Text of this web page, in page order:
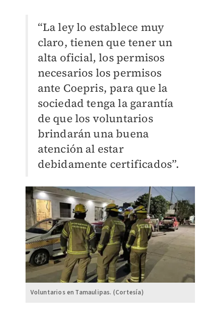
“La ley lo establece muy
claro, tienen que tener un
alta oficial, los permisos
necesarios los permisos
ante Coepris, para que la
sociedad tenga la garantía
de que los voluntarios
brindarán una buena
atención al estar
debidamente certificados”.
Voluntarios en Tamaulipas. (Cortesía)